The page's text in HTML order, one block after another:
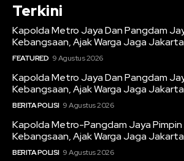
Terkini
Kapolda Metro Jaya Dan Pangdam
Kebangsaan, Ajak Warga Jaga Jakarta
FEATURED 9 Agustus 2026
Kapolda Metro Jaya Dan Pangdam
Kebangsaan, Ajak Warga Jaga Jakarta
BERITA POLISI 9 Agustus 2026
Kapolda Metro-Pangdam Jaya
Kebangsaan, Ajak Warga Jaga Jakarta
BERITA POLISI 9 Agustus 2026